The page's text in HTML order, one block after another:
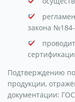
закона
Подтверждению
продукции,
документации: